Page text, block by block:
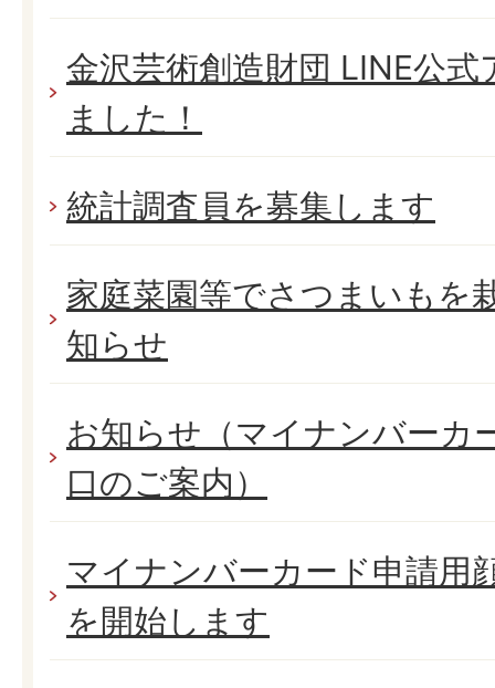
金沢芸術創造財団 LINE公
ました！
統計調査員を募集します
家庭菜園等でさつまいもを
知らせ
お知らせ（マイナンバーカ
口のご案内）
マイナンバーカード申請用
を開始します